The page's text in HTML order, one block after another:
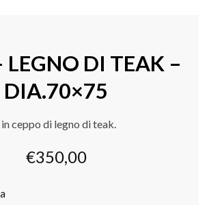
LEGNO DI TEAK –
DIA.70×75
ceppo di legno di teak.
€350,00